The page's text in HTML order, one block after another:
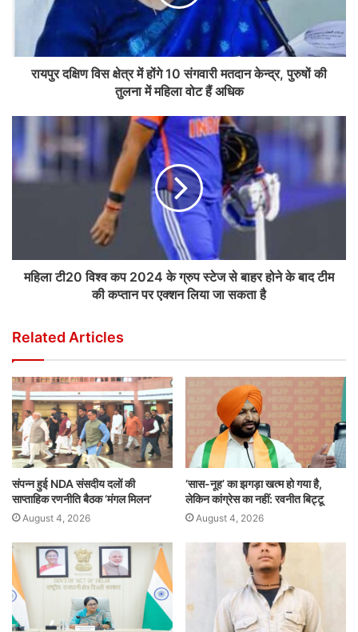
रायपुर दक्षिण विस क्षेत्र में होंगे 10 संगवारी मतदान केन्द्र, पुरुषों की
तुलना में महिला वोट हैं अधिक
महिला टी20 विश्व कप 2024 के ग्रुप स्टेज से बाहर होने के बाद टीम
की कप्तान पर एक्शन लिया जा सकता है
Related Articles
संपन्न हुई NDA संसदीय दलों की
साप्ताहिक रणनीति बैठक ‘मंगल मिलन’
August 4, 2026
‘सास-नूह’ का झगड़ा खत्म हो गया है,
लेकिन कांग्रेस का नहीं: रवनीत बिट्टू
August 4, 2026